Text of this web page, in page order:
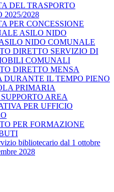
DEL TRASPORTO
2025/2028
PER CONCESSIONE
ASILO NIDO
NIDO COMUNALE
DIRETTO SERVIZIO DI
COMUNALI
DIRETTO MENSA
DURANTE IL TEMPO PIENO
PRIMARIA
AREA
PER UFFICIO
PER FORMAZIONE
bibliotecario dal 1 ottobre
2028